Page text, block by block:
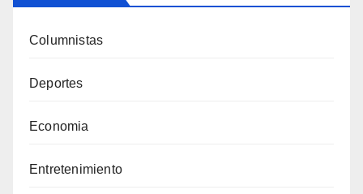
Columnistas
Deportes
Economia
Entretenimiento